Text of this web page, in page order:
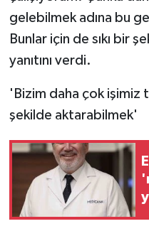
gelebilmek adına bu
Bunlar için de sıkı bir
yanıtını verdi.
'Bizim daha çok işimiz
şekilde aktarabilmek'